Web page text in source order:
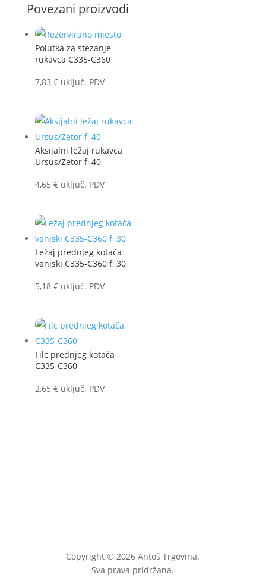
Povezani proizvodi
Polutka za stezanje
rukavca C335-C360
7,83 € uključ. PDV
Aksijalni ležaj rukavca
Ursus/Zetor fi 40
4,65 € uključ. PDV
Ležaj prednjeg kotača
vanjski C335-C360 fi 30
5,18 € uključ. PDV
Filc prednjeg kotača
C335-C360
2,65 € uključ. PDV
Copyright © 2026 Antoš Trgovina.
Sva prava pridržana.